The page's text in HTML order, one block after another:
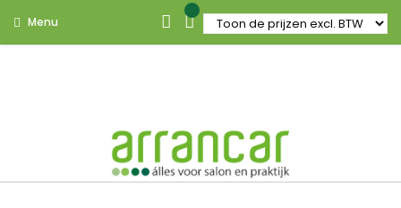
Menu